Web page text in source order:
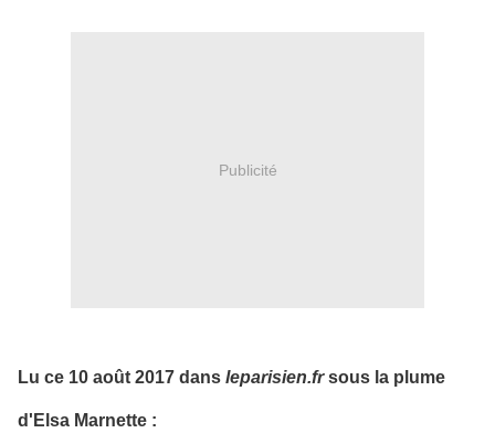
Publicité
Lu ce 10 août 2017 dans leparisien.frsous la plume
d'Elsa Marnette :